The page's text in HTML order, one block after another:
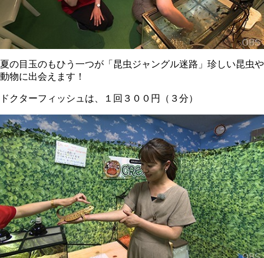
夏の目玉のもひう一つが「昆虫ジャングル迷路」珍しい昆虫や
動物に出会えます！
ドクターフィッシュは、１回３００円（３分）